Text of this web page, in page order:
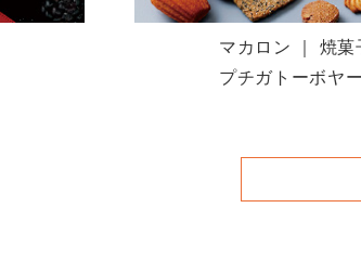
マカロン ｜ 焼
プチガトーボヤ